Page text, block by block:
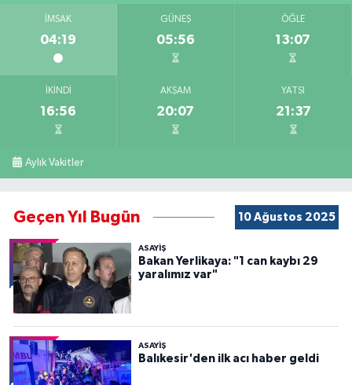
İMSAK
04:19
GÜNEŞ
05:56
ÖĞLE
13:07
İKINDI
16:56
AKŞAM
20:07
YATSI
21:37
Aylık Vakitler
Geçen Yıl Bugün 10 Ağustos 2025
ASAYİŞ
Bakan Yerlikaya: "1 can kaybı 29
yaralımız var"
ASAYİŞ
Balıkesir'den ilk acı haber geldi